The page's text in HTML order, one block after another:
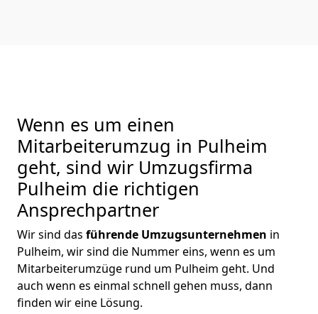
Wenn es um einen
Mitarbeiterumzug in Pulheim
geht, sind wir Umzugsfirma
Pulheim die richtigen
Ansprechpartner
Wir sind das führende Umzugsunternehmen in
Pulheim, wir sind die Nummer eins, wenn es um
Mitarbeiterumzüge rund um Pulheim geht. Und
auch wenn es einmal schnell gehen muss, dann
finden wir eine Lösung.